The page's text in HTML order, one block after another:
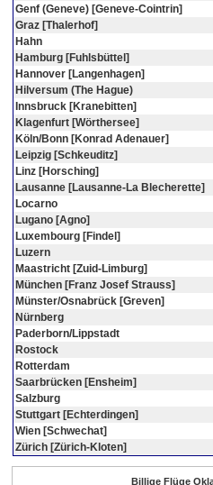
Genf (Geneve) [Geneve-Cointrin]
Graz [Thalerhof]
Hahn
Hamburg [Fuhlsbüttel]
Hannover [Langenhagen]
Hilversum (The Hague)
Innsbruck [Kranebitten]
Klagenfurt [Wörthersee]
Köln/Bonn [Konrad Adenauer]
Leipzig [Schkeuditz]
Linz [Horsching]
Lausanne [Lausanne-La Blecherette]
Locarno
Lugano [Agno]
Luxembourg [Findel]
Luzern
Maastricht [Zuid-Limburg]
München [Franz Josef Strauss]
Münster/Osnabrück [Greven]
Nürnberg
Paderborn/Lippstadt
Rostock
Rotterdam
Saarbrücken [Ensheim]
Salzburg
Stuttgart [Echterdingen]
Wien [Schwechat]
Zürich [Zürich-Kloten]
Billige Flüge